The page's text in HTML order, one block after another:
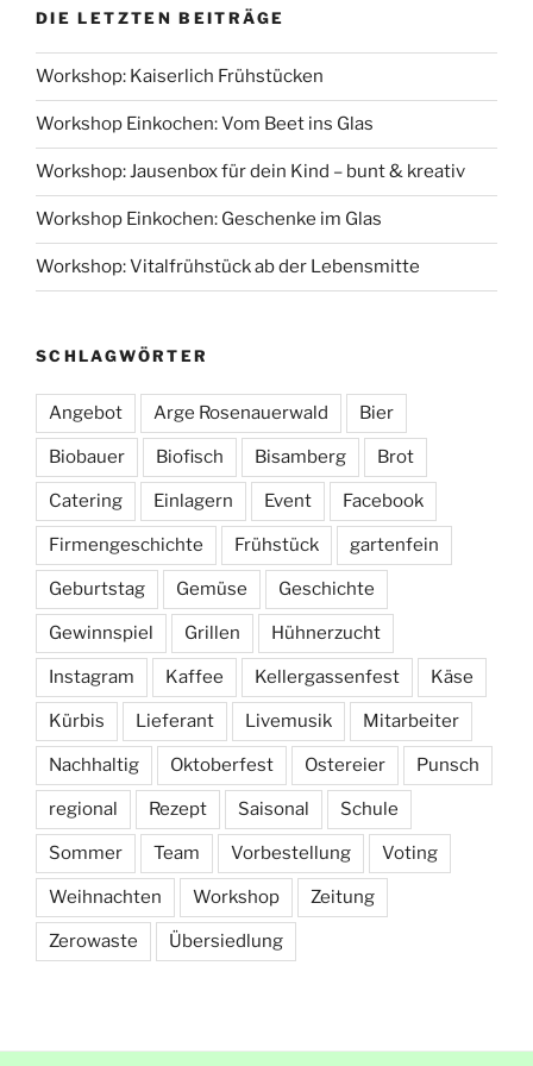
DIE LETZTEN BEITRÄGE
Workshop: Kaiserlich Frühstücken
Workshop Einkochen: Vom Beet ins Glas
Workshop: Jausenbox für dein Kind – bunt & kreativ
Workshop Einkochen: Geschenke im Glas
Workshop: Vitalfrühstück ab der Lebensmitte
SCHLAGWÖRTER
Angebot Arge Rosenauerwald Bier
Biobauer Biofisch Bisamberg Brot
Catering Einlagern Event Facebook
Firmengeschichte Frühstück gartenfein
Geburtstag Gemüse Geschichte
Gewinnspiel Grillen Hühnerzucht
Instagram Kaffee Kellergassenfest Käse
Kürbis Lieferant Livemusik Mitarbeiter
Nachhaltig Oktoberfest Ostereier Punsch
regional Rezept Saisonal Schule
Sommer Team Vorbestellung Voting
Weihnachten Workshop Zeitung
Zerowaste Übersiedlung